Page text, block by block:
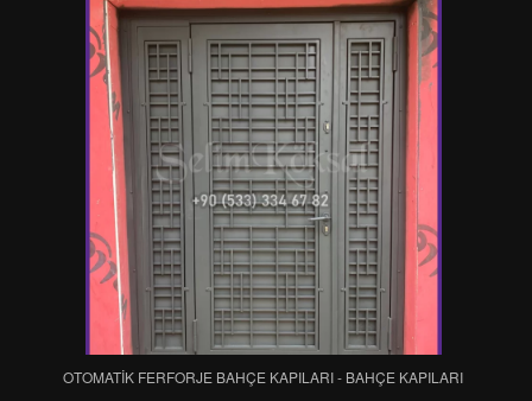
OTOMATİK FERFORJE BAHÇE KAPILARI - BAHÇE KAPILARI